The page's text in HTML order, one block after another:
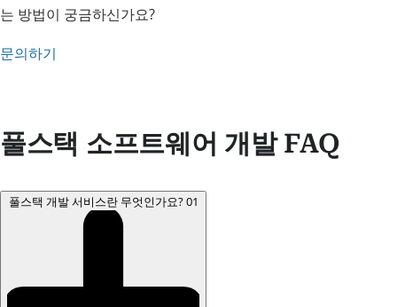
는 방법이 궁금하신가요?
문의하기
풀스택 소프트웨어 개발 FAQ
풀스택 개발 서비스란 무엇인가요?01